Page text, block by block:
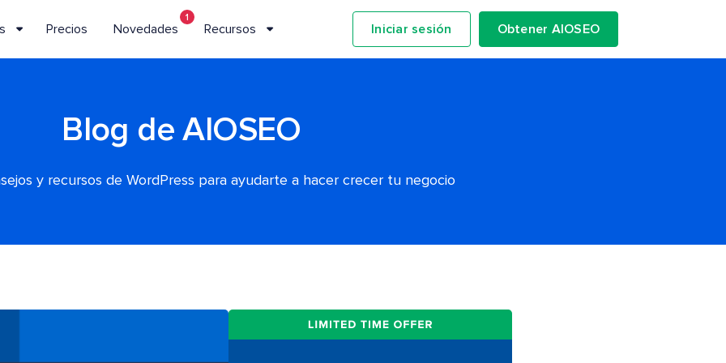
Precios Novedades
1
Recursos Iniciar sesión Obtener AIOSEO
Blog de AIOSEO
y recursos de WordPress para ayudarte a hacer crecer tu negocio